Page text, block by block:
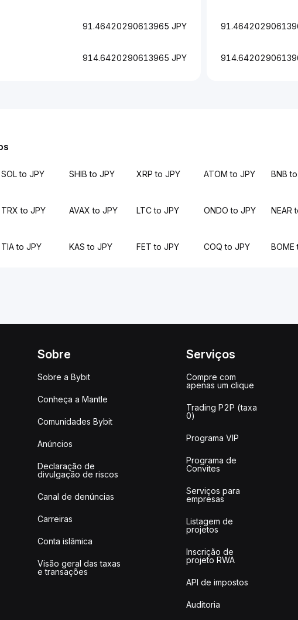
91.46420290613965 JPY
914.6420290613965 JPY
SOL to JPY SHIB to JPY XRP to JPY ATOM to JPY BNB
TRX to JPY AVAX to JPY LTC to JPY ONDO to JPY NEAR
TIA to JPY KAS to JPY FET to JPY COQ to JPY BOME
Sobre
Sobre a Bybit
Conheça a Mantle
Comunidades Bybit
Anúncios
Declaração de
divulgação de riscos
Canal de denúncias
Carreiras
Conta islâmica
Visão geral das taxas
e transações
Serviços
Compre com
apenas um clique
Trading P2P (taxa
0)
Programa VIP
Programa de
Convites
Serviços para
empresas
Listagem de
projetos
Inscrição de
projeto RWA
API de impostos
Auditoria